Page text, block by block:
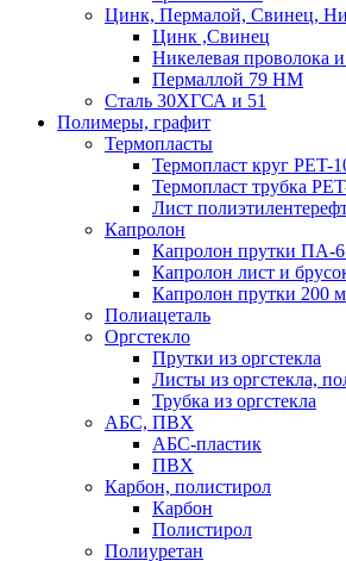
Цинк, Пермалой, Свинец,
Цинк ,Свинец
Никелевая проволока и
Пермаллой 79 НМ
Сталь 30ХГСА и 51
Полимеры, графит
Термопласты
Термопласт круг PET-
Термопласт трубка
Лист
Капролон
Капролон прутки ПА-
Капролон лист и
Капролон прутки 200
Полиацеталь
Оргстекло
Прутки из оргстекла
Листы из оргстекла,
Трубка из оргстекла
АБС, ПВХ
АБС-пластик
ПВХ
Карбон, полистирол
Карбон
Полистирол
Полиуретан